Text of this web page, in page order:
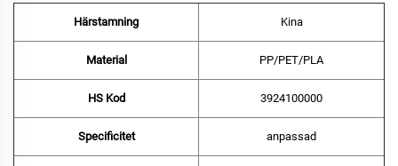
Härstamning Kina
Material PP/PET/PLA
HS Kod ‌3924100000‌
Specificitet anpassad